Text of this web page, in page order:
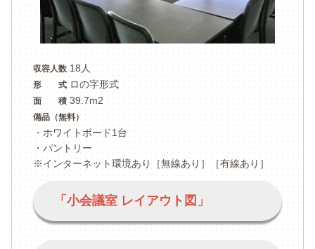
収容人数18人
形 式ロの字形式
面 積39.7m2
備品（無料）
・ホワイトボード1台
・パントリー
※インターネット環境あり［無線あり］［有線あり］
「小会議室 レイアウト図」